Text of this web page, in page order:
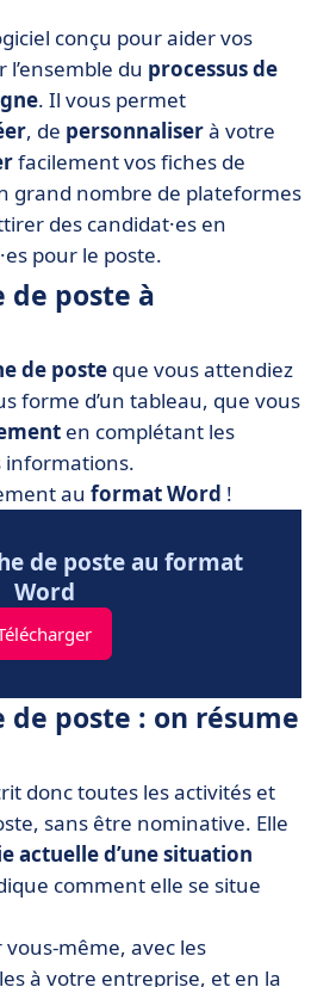
conçu pour aider vos
l’ensemble du processus de
. Il vous permet
, de personnaliserà votre
facilement vos fiches de
grand nombre de plateformes
des candidat·es en
pour le poste.
de poste à
de poste que vous attendiez
forme d’un tableau, que vous
en complétant les
informations.
au format Word !
de poste au format
Word
de poste : on résume
donc toutes les activités et
sans être nominative. Elle
actuelle d’une situation
comment elle se situe
même, avec les
à votre entreprise, et en la